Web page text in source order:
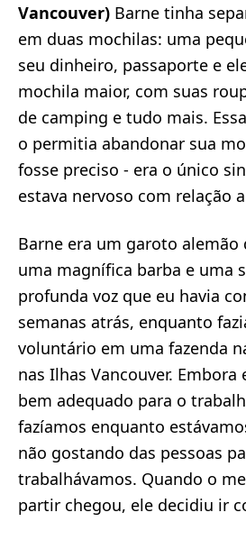
Vancouver) Barne tinha
em duas mochilas: uma
seu dinheiro, passaporte e
mochila maior, com suas
de camping e tudo mais.
o permitia abandonar sua
fosse preciso - era o único
estava nervoso com relação
Barne era um garoto alemão
uma magnífica barba e uma
profunda voz que eu havia
semanas atrás, enquanto
voluntário em uma fazenda
nas Ilhas Vancouver.
bem adequado para o
fazíamos enquanto
não gostando das pessoas
trabalhávamos. Quando o
partir chegou, ele decidiu ir